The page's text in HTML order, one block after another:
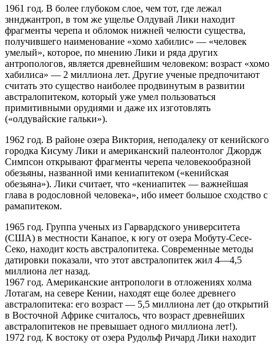
1961 год. В более глубоком слое, чем тот, где лежал
зннджантроп, в том же ущелье Олдувай Лики находит
фрагменты черепа и обломок нижней челюсти существа,
получившего наименование «хомо хабилис» — «человек
умелый», которое, по мнению Лики и ряда других
антропологов, является древнейшим человеком: возраст «хомо
хабилиса» — 2 миллиона лет. Другие ученые предпочитают
считать это существо наиболее продвинутым в развитии
австралопитеком, который уже умел пользоваться
примитивными орудиями и даже их изготовлять
(«олдувайские гальки»).
1962 год. В районе озера Виктория, неподалеку от кенийского
городка Кисуму Лики и американский палеонтолог Джордж
Симпсон открывают фрагменты черепа человекообразной
обезьяны, названной ими кениапитеком («кенийская
обезьяна»). Лики считает, что «кениапитек — важнейшая
глава в родословной человека», ибо имеет большое сходство с
рамапитеком.
1965 год. Группа ученых из Гарвардского университета
(США) в местности Канапое, к югу от озера Мобуту-Сесе-
Секо, находит кость австралопитека. Современные методы
датировки показали, что этот австралопитек жил 4—4,5
миллиона лет назад.
1967 год. Американские антропологи в отложениях холма
Лотагам, на севере Кении, находят еще более древнего
австралопитека: его возраст — 5,5 миллиона лет (до открытий
в Восточной Африке считалось, что возраст древнейших
австралопитеков не превышает одного миллиона лет!).
1972 год. К востоку от озера Рудольф Ричард Лики находит